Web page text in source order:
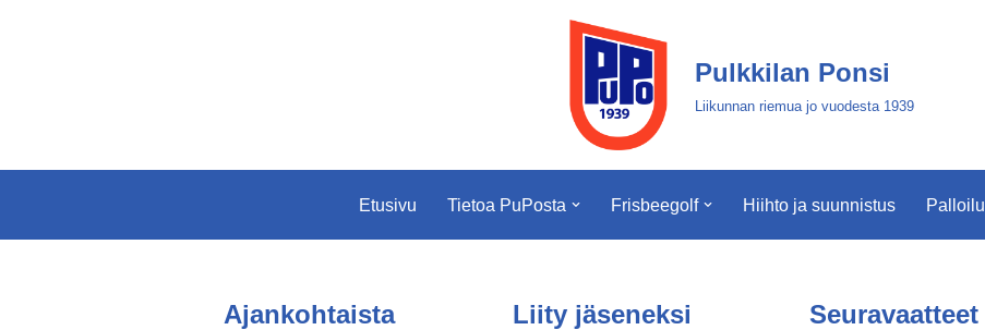
Pulkkilan Ponsi
Liikunnan riemua jo vuodesta 1939
Etusivu Tietoa PuPosta Frisbeegolf Hiihto ja suunnistus Palloilu
Ajankohtaista Liity jäseneksi Seuravaatteet